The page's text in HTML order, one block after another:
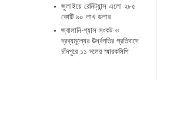
জুলাইয়ে রেমিট্যান্স এলো ২৮৫
কোটি ৯০ লাখ ডলার
জ্বালানি-গ্যাস সংকট ও
দ্রব্যমূল্যের ঊর্ধ্বগতির প্রতিবাদে
চাঁদপুরে ১১ দলের স্মারকলিপি